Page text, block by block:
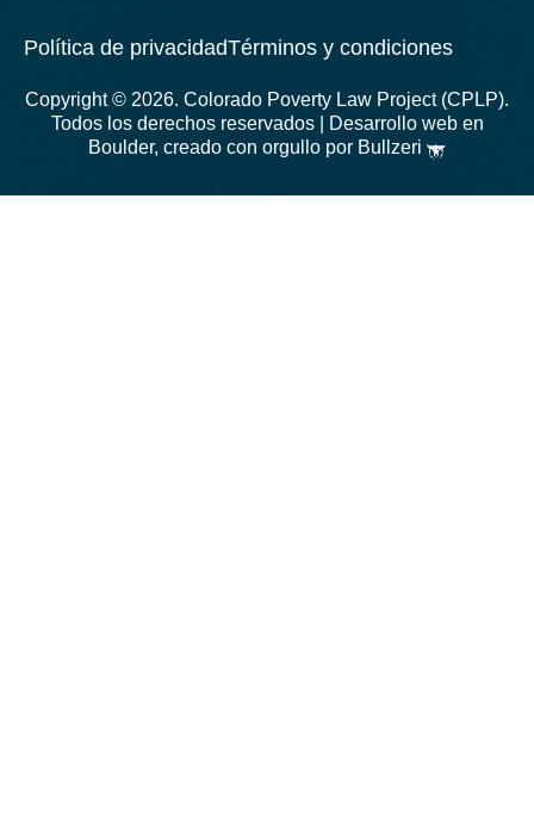
b
o
o
k
a
g
r
a
Copyright © 2026. Colorado Poverty Law Project (CPLP).
Todos los derechos reservados |
Desarrollo web en
Boulder, creado con orgullo por Bullzeri
Política de privacidadTérminos y condiciones